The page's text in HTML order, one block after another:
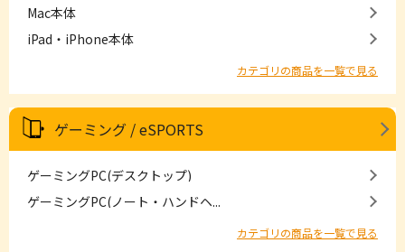
Mac本体
iPad・iPhone本体
カテゴリの商品を一覧で見る
ゲーミング / eSPORTS
ゲーミングPC(デスクトップ)
ゲーミングPC(ノート・ハンドヘ...
カテゴリの商品を一覧で見る